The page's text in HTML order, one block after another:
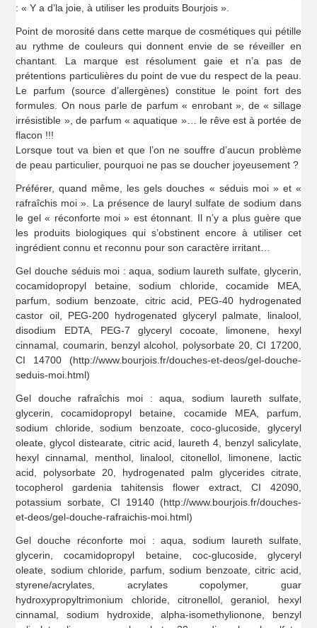
: « Y a d’la joie, à utiliser les produits Bourjois ».
Point de morosité dans cette marque de cosmétiques qui pétille
au rythme de couleurs qui donnent envie de se réveiller en
chantant. La marque est résolument gaie et n’a pas de
prétentions particulières du point de vue du respect de la peau.
Le parfum (source d’allergènes) constitue le point fort des
formules. On nous parle de parfum « enrobant », de « sillage
irrésistible », de parfum « aquatique »… le rêve est à portée de
flacon !!!
Lorsque tout va bien et que l’on ne souffre d’aucun problème
de peau particulier, pourquoi ne pas se doucher joyeusement ?
Préférer, quand même, les gels douches « séduis moi » et «
rafraîchis moi ». La présence de lauryl sulfate de sodium dans
le gel « réconforte moi » est étonnant. Il n’y a plus guère que
les produits biologiques qui s’obstinent encore à utiliser cet
ingrédient connu et reconnu pour son caractère irritant…
Gel douche séduis moi : aqua, sodium laureth sulfate, glycerin,
cocamidopropyl betaine, sodium chloride, cocamide MEA,
parfum, sodium benzoate, citric acid, PEG-40 hydrogenated
castor oil, PEG-200 hydrogenated glyceryl palmate, linalool,
disodium EDTA, PEG-7 glyceryl cocoate, limonene, hexyl
cinnamal, coumarin, benzyl alcohol, polysorbate 20, CI 17200,
CI 14700 (http://www.bourjois.fr/douches-et-deos/gel-douche-
seduis-moi.html)
Gel douche rafraîchis moi : aqua, sodium laureth sulfate,
glycerin, cocamidopropyl betaine, cocamide MEA, parfum,
sodium chloride, sodium benzoate, coco-glucoside, glyceryl
oleate, glycol distearate, citric acid, laureth 4, benzyl salicylate,
hexyl cinnamal, menthol, linalool, citonellol, limonene, lactic
acid, polysorbate 20, hydrogenated palm glycerides citrate,
tocopherol gardenia tahitensis flower extract, CI 42090,
potassium sorbate, CI 19140 (http://www.bourjois.fr/douches-
et-deos/gel-douche-rafraichis-moi.html)
Gel douche réconforte moi : aqua, sodium laureth sulfate,
glycerin, cocamidopropyl betaine, coc-glucoside, glyceryl
oleate, sodium chloride, parfum, sodium benzoate, citric acid,
styrene/acrylates, acrylates copolymer, guar
hydroxypropyltrimonium chloride, citronellol, geraniol, hexyl
cinnamal, sodium hydroxide, alpha-isomethylionone, benzyl